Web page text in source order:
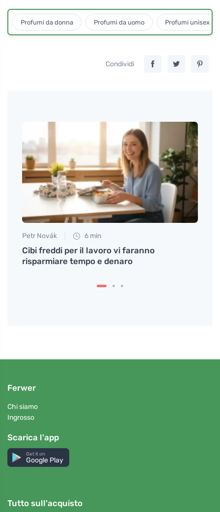
Profumi da donna Profumi da uomo Profumi unisex
Condividi
Petr Novák 6 min
Cibi freddi per il lavoro vi faranno
risparmiare tempo e denaro
Ferwer
Chi siamo
Ingrosso
Scarica l'app
Get it on
Google Play
Tutto sull'acquisto